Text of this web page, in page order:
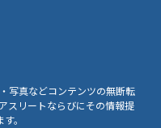
写真などコンテンツの無断転
スリートならびにその情報提
。